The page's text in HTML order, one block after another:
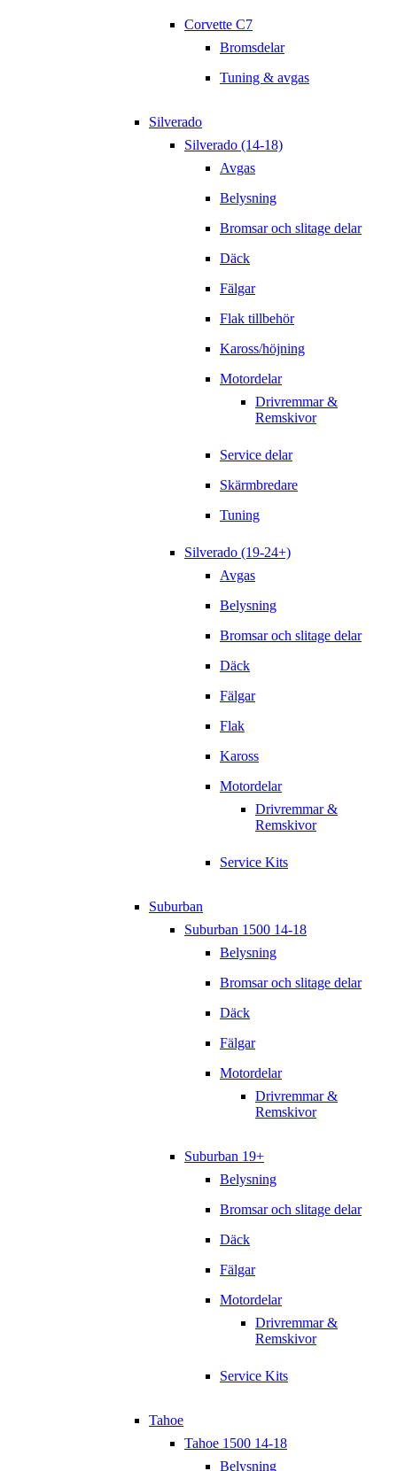
Corvette C7
Bromsdelar
Tuning & avgas
Silverado
Silverado (14-18)
Avgas
Belysning
Bromsar och slitage delar
Däck
Fälgar
Flak tillbehör
Kaross/höjning
Motordelar
Drivremmar &
Remskivor
Service delar
Skärmbredare
Tuning
Silverado (19-24+)
Avgas
Belysning
Bromsar och slitage delar
Däck
Fälgar
Flak
Kaross
Motordelar
Drivremmar &
Remskivor
Service Kits
Suburban
Suburban 1500 14-18
Belysning
Bromsar och slitage delar
Däck
Fälgar
Motordelar
Drivremmar &
Remskivor
Suburban 19+
Belysning
Bromsar och slitage delar
Däck
Fälgar
Motordelar
Drivremmar &
Remskivor
Service Kits
Tahoe
Tahoe 1500 14-18
Belysning